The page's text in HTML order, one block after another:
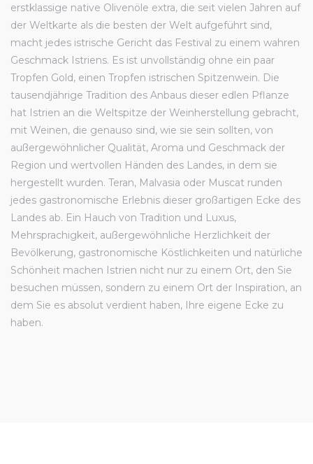
erstklassige native Olivenöle extra, die seit vielen Jahren auf
der Weltkarte als die besten der Welt aufgeführt sind,
macht jedes istrische Gericht das Festival zu einem wahren
Geschmack Istriens. Es ist unvollständig ohne ein paar
Tropfen Gold, einen Tropfen istrischen Spitzenwein. Die
tausendjährige Tradition des Anbaus dieser edlen Pflanze
hat Istrien an die Weltspitze der Weinherstellung gebracht,
mit Weinen, die genauso sind, wie sie sein sollten, von
außergewöhnlicher Qualität, Aroma und Geschmack der
Region und wertvollen Händen des Landes, in dem sie
hergestellt wurden. Teran, Malvasia oder Muscat runden
jedes gastronomische Erlebnis dieser großartigen Ecke des
Landes ab. Ein Hauch von Tradition und Luxus,
Mehrsprachigkeit, außergewöhnliche Herzlichkeit der
Bevölkerung, gastronomische Köstlichkeiten und natürliche
Schönheit machen Istrien nicht nur zu einem Ort, den Sie
besuchen müssen, sondern zu einem Ort der Inspiration, an
dem Sie es absolut verdient haben, Ihre eigene Ecke zu
haben.